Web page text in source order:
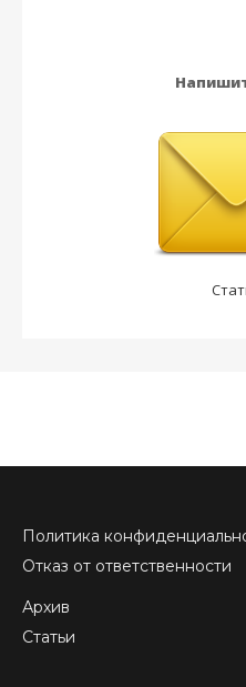
Политика
Отказ от ответственности
Архив
Статьи